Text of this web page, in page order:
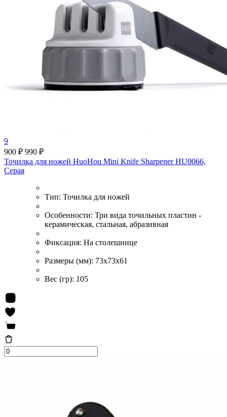
9
900 ₽ 990 ₽
Точилка для ножей HuoHou Mini Knife Sharpener HU0066,
Серая
Тип: Точилка для ножей
Особенности: Три вида точильных пластин -
керамическая, стальная, абразивная
Фиксация: На столешнице
Размеры (мм): 73x73x61
Вес (гр): 105